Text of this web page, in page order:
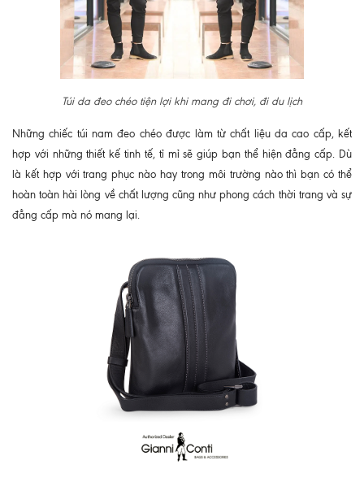
Túi da đeo chéo tiện lợi khi mang đi chơi, đi du lịch
Những chiếc túi nam đeo chéo được làm từ chất liệu da cao cấp, kết
hợp với những thiết kế tinh tế, tỉ mỉ sẽ giúp bạn thể hiện đẳng cấp. Dù
là kết hợp với trang phục nào hay trong môi trường nào thì bạn có thể
hoàn toàn hài lòng về chất lượng cũng như phong cách thời trang và sự
đẳng cấp mà nó mang lại.